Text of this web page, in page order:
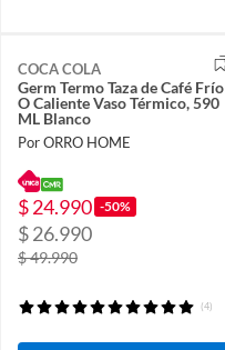
COCA COLA
Germ Termo Taza de Café Frío
O Caliente Vaso Térmico, 590
ML Blanco
Por ORRO HOME
$ 24.990 -50%
$ 26.990
$ 49.990
(4)